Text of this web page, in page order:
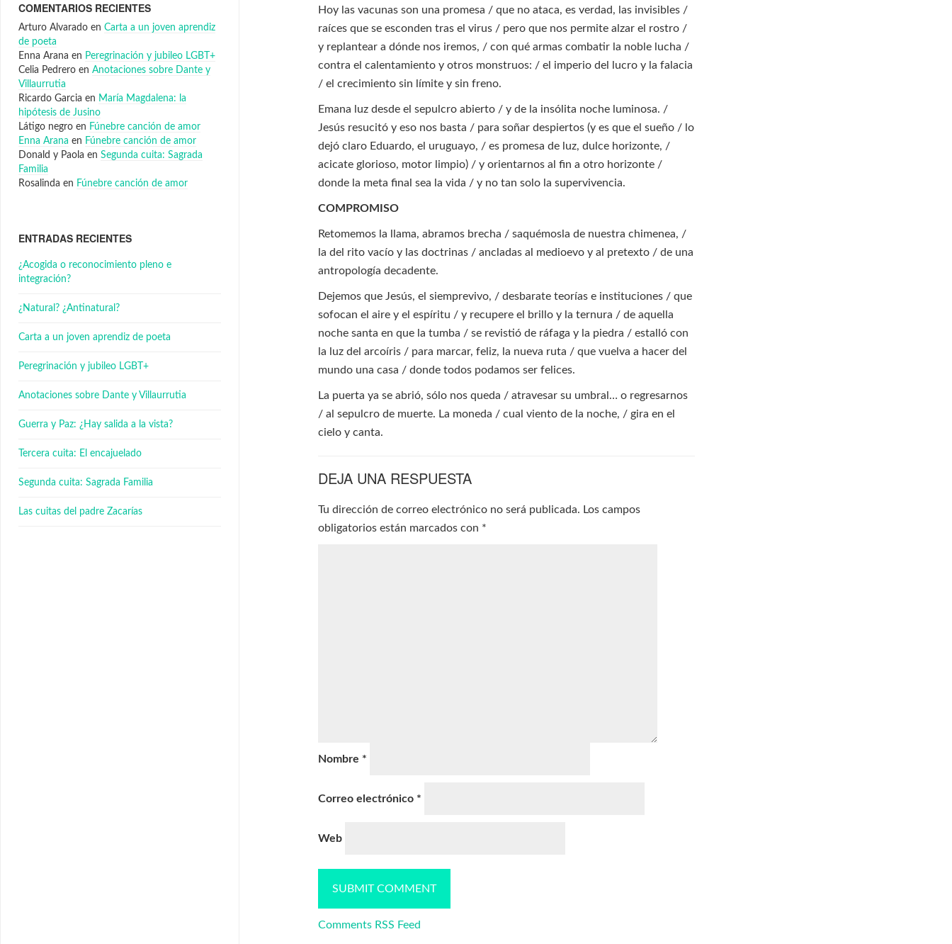
Hoy las vacunas son una promesa / que no ataca, es verdad, las invisibles /
raíces que se esconden tras el virus / pero que nos permite alzar el rostro /
y replantear a dónde nos iremos, / con qué armas combatir la noble lucha /
contra el calentamiento y otros monstruos: / el imperio del lucro y la falacia
/ el crecimiento sin límite y sin freno.
Emana luz desde el sepulcro abierto / y de la insólita noche luminosa. /
Jesús resucitó y eso nos basta / para soñar despiertos (y es que el sueño / lo
dejó claro Eduardo, el uruguayo, / es promesa de luz, dulce horizonte, /
acicate glorioso, motor limpio) / y orientarnos al fin a otro horizonte /
donde la meta final sea la vida / y no tan solo la supervivencia.
COMPROMISO
Retomemos la llama, abramos brecha / saquémosla de nuestra chimenea, /
la del rito vacío y las doctrinas / ancladas al medioevo y al pretexto / de una
antropología decadente.
Dejemos que Jesús, el siemprevivo, / desbarate teorías e instituciones / que
sofocan el aire y el espíritu / y recupere el brillo y la ternura / de aquella
noche santa en que la tumba / se revistió de ráfaga y la piedra / estalló con
la luz del arcoíris / para marcar, feliz, la nueva ruta / que vuelva a hacer del
mundo una casa / donde todos podamos ser felices.
La puerta ya se abrió, sólo nos queda / atravesar su umbral… o regresarnos
/ al sepulcro de muerte. La moneda / cual viento de la noche, / gira en el
cielo y canta.
DEJA UNA RESPUESTA
Tu dirección de correo electrónico no será publicada. Los campos
obligatorios están marcados con *
Nombre *
Correo electrónico *
Web
Comments RSS Feed
COMENTARIOS RECIENTES
Arturo Alvarado en Carta a un joven aprendiz
de poeta
Enna Arana en Peregrinación y jubileo LGBT+
Celia Pedrero en Anotaciones sobre Dante y
Villaurrutia
Ricardo Garcia en María Magdalena: la
hipótesis de Jusino
Látigo negro en Fúnebre canción de amor
Enna Arana en Fúnebre canción de amor
Donald y Paola en Segunda cuita: Sagrada
Familia
Rosalinda en Fúnebre canción de amor
ENTRADAS RECIENTES
¿Acogida o reconocimiento pleno e
integración?
¿Natural? ¿Antinatural?
Carta a un joven aprendiz de poeta
Peregrinación y jubileo LGBT+
Anotaciones sobre Dante y Villaurrutia
Guerra y Paz: ¿Hay salida a la vista?
Tercera cuita: El encajuelado
Segunda cuita: Sagrada Familia
Las cuitas del padre Zacarías